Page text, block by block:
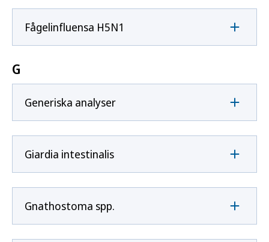
Fågelinfluensa H5N1
G
Generiska analyser
Giardia intestinalis
Gnathostoma spp.